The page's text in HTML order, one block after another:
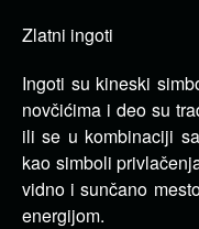
Zlatni ingoti
Ingoti su kineski
novčićima i deo su
ili se u kombinaciji
kao simboli
vidno i sunčano
energijom.